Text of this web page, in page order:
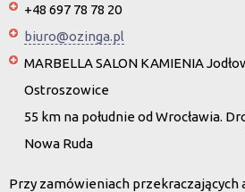
+48 697 78 78 20
biuro@ozinga.pl
MARBELLA SALON KAMIENIA
Ostroszowice
55 km na południe od Wrocławia.
Nowa Ruda
Przy zamówieniach przekraczających